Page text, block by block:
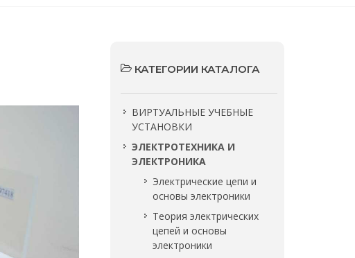
КАТЕГОРИИ КАТАЛОГА
ВИРТУАЛЬНЫЕ УЧЕБНЫЕ
УСТАНОВКИ
ЭЛЕКТРОТЕХНИКА И
ЭЛЕКТРОНИКА
Электрические цепи и
основы электроники
Теория электрических
цепей и основы
электроники